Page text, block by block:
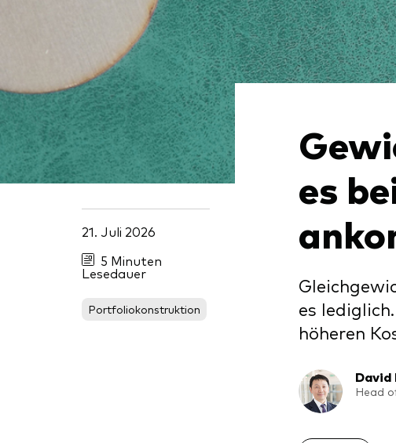
Money
Marktvolatilität
Research
Vanguard
Vanguard
21. Juli 2026
5 Minuten
Lesedauer
Portfoliokonstruktion
es
es
höheren
David
Head